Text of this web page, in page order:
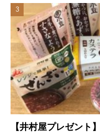
【井村屋プレゼント